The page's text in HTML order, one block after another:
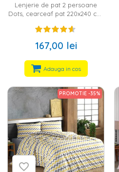
Lenjerie de pat 2 persoane
Dots, cearceaf pat 220x240 cm,
perna 50x70 cm, 100% bumbac,
alb/negru
167,00 lei
Adauga in cos
PROMOTIE -35%